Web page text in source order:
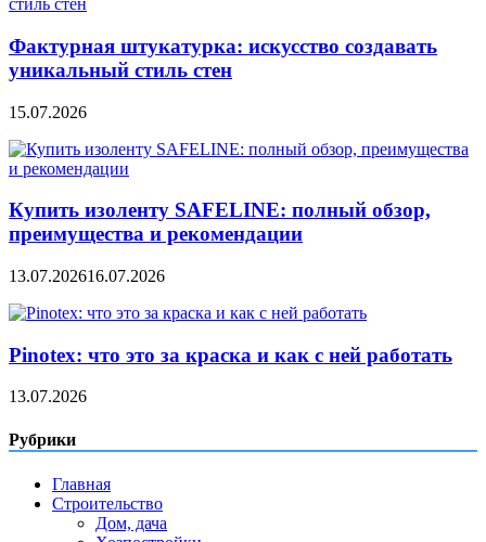
Фактурная штукатурка: искусство создавать
уникальный стиль стен
15.07.2026
Купить изоленту SAFELINE: полный обзор,
преимущества и рекомендации
13.07.202616.07.2026
Pinotex: что это за краска и как с ней работать
13.07.2026
Рубрики
Главная
Строительство
Дом, дача